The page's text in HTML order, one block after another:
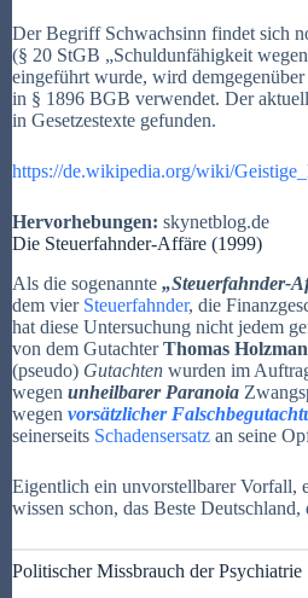
Der Begriff Schwachsinn findet sich
(§ 20 StGB „Schuldunfähigkeit
eingeführt wurde, wird
in § 1896 BGB verwendet. Der
in Gesetzestexte gefunden.
https://de.wikipedia.org/wiki/
Hervorhebungen: skynetblog.de
Die Steuerfahnder-Affäre (1999)
Als die sogenannte „Steuerfahnder-
dem vier Steuerfahnder, die
hat diese Untersuchung nicht jedem
von dem GutachterThomas
(pseudo) Gutachten wurden im
wegen unheilbarer Paranoia
wegen vorsätzlicher
seinerseits Schadensersatz an seine
Eigentlich ein unvorstellbarer Vorfall,
wissen schon, das Beste Deutschland,
Politischer Missbrauch der Psychiatrie